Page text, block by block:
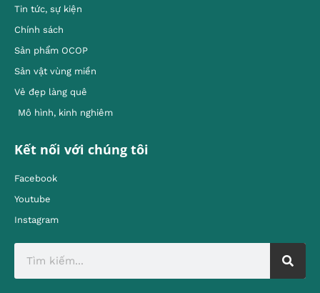
Tin tức, sự kiện
Chính sách
Sản phẩm OCOP
Sản vật vùng miền
Vẻ đẹp làng quê
Mô hình, kinh nghiêm
Kết nối với chúng tôi
Facebook
Youtube
Instagram